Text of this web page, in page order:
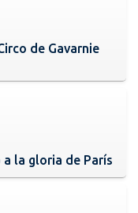
de Gavarnie
la gloria de París